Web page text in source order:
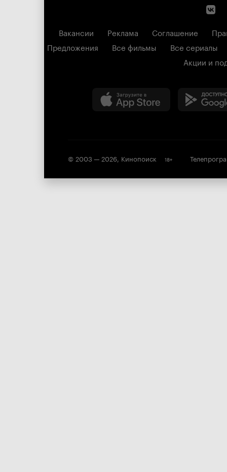
Вакансии Реклама Соглашение
Предложения
Все фильмы
Все сериалы
Акции и
© 2003 — 2026, Кинопоиск 18+